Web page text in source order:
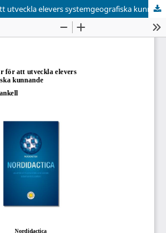
Sambandsvävar för att utveckla elevers systemgeografiska kunnande